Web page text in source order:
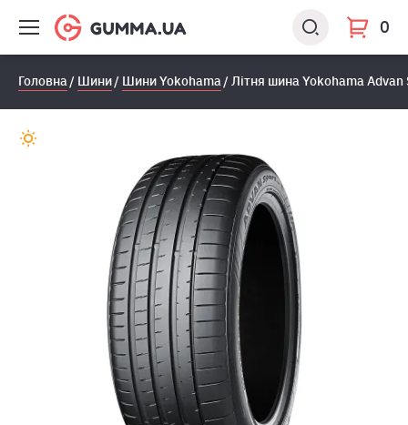
0
Головна Шини Шини Yokohama Літня шина Yokohama